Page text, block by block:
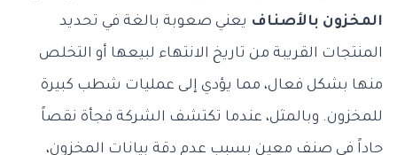
المخزون بالأصناف يعني صعوبة بالغة في تحديد
المنتجات القريبة من تاريخ الانتهاء لبيعها أو التخلص
منها بشكل فعال، مما يؤدي إلى عمليات شطب كبيرة
للمخزون. وبالمثل، عندما تكتشف الشركة فجأة نقصاً
حاداً في صنف معين بسبب عدم دقة بيانات المخزون،